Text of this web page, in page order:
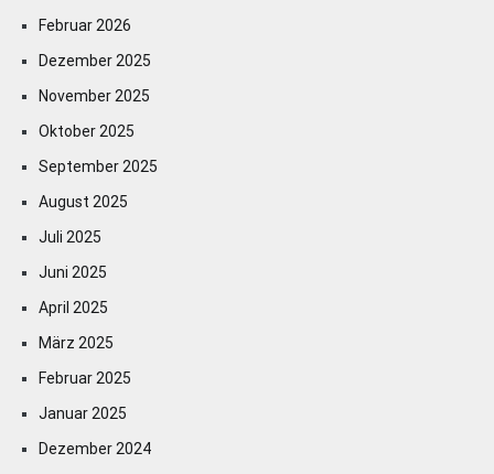
Februar 2026
Dezember 2025
November 2025
Oktober 2025
September 2025
August 2025
Juli 2025
Juni 2025
April 2025
März 2025
Februar 2025
Januar 2025
Dezember 2024